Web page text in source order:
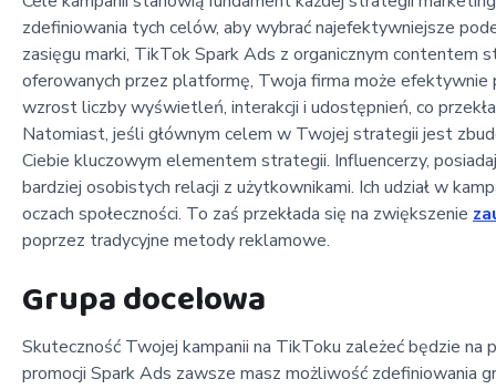
zdefiniowania tych celów, aby wybrać najefektywniejsze
zasięgu marki, TikTok Spark Ads z organicznym contentem
oferowanych przez platformę, Twoja firma może
wzrost liczby wyświetleń, interakcji i udostępnień, co
Natomiast, jeśli głównym celem w Twojej strategii jest
Ciebie kluczowym elementem strategii. Influencerzy,
bardziej osobistych relacji z użytkownikami. Ich udział w
oczach społeczności. To zaś przekłada się na zwiększenie
poprzez tradycyjne metody reklamowe.
Grupa docelowa
Skuteczność Twojej kampanii na TikToku zależeć będzie
promocji Spark Ads zawsze masz możliwość zdefiniowania